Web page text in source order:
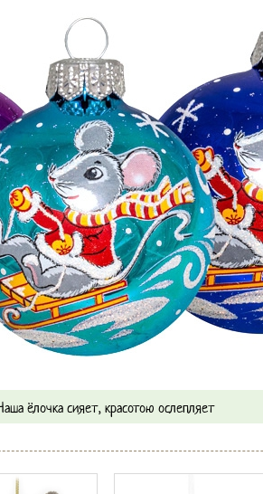
ёлочка сияет, красотою ослепляет